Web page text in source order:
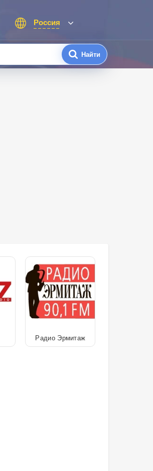
Россия
Радио Эрмитаж